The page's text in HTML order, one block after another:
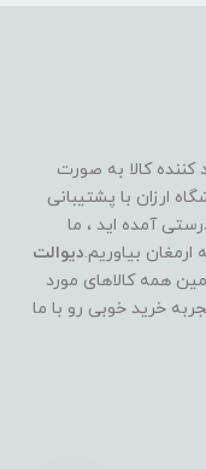
کالا به صورت
ارزان با پشتیبانی
آمده اید ، ما
بیاوریم.دیوالت
همه کالاهای مورد
خرید خوبی رو با ما